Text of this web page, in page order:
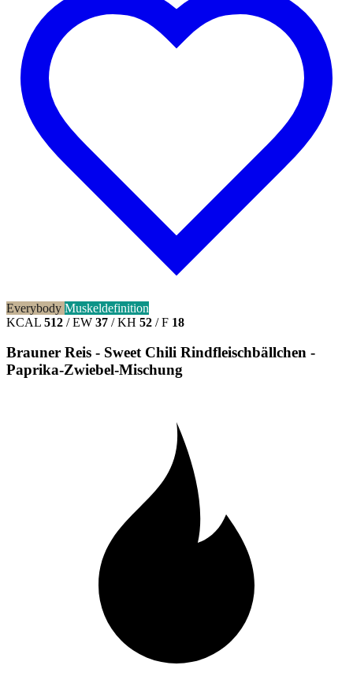
Everybody Muskeldefinition
KCAL 512 / EW 37 / KH 52 / F 18
Brauner Reis - Sweet Chili Rindfleischbällchen -
Paprika-Zwiebel-Mischung